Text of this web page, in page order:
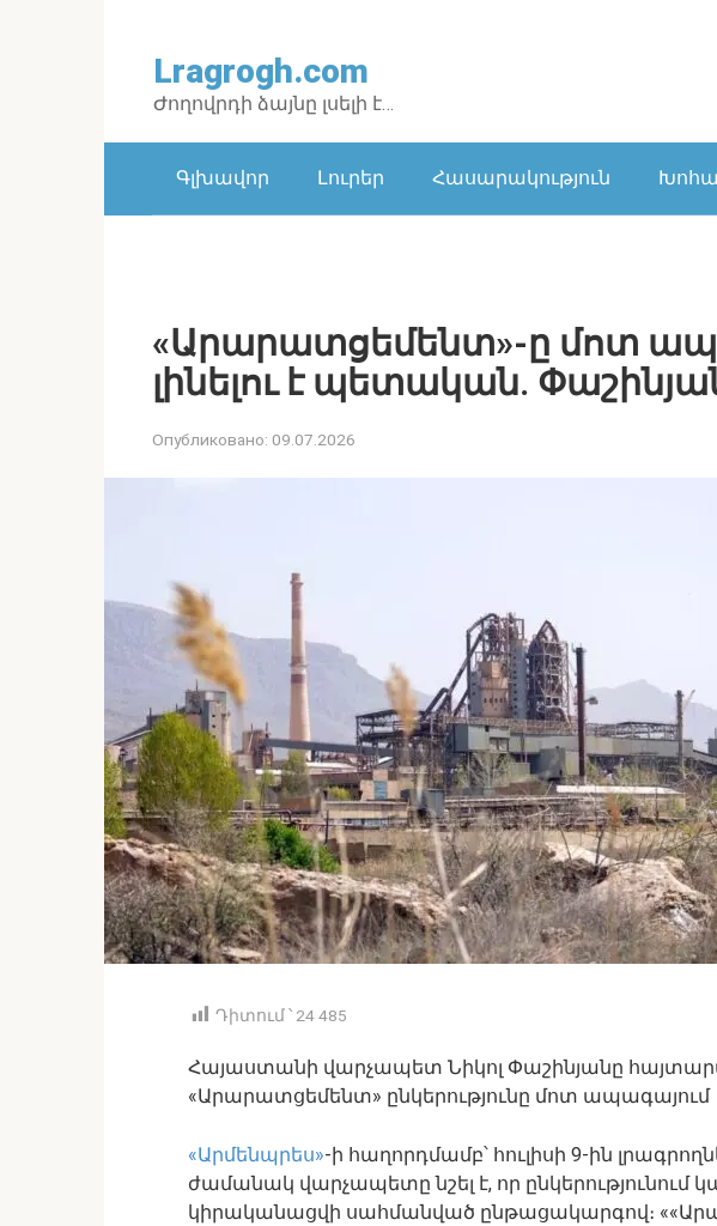
Lragrogh.com
Ժողովրդի ձայնը լսելի է…
Գլխավոր Լուրեր Հասարակություն
«Արարատցեմենտ»-ը մոտ
լինելու է պետական.
Опубликовано: 09.07.2026
Դիտում ՝ 24 485
Հայաստանի վարչապետ Նիկոլ Փաշինյանը
«Արարատցեմենտ» ընկերությունը մոտ ապագայում
«Արմենպրես»-ի հաղորդմամբ՝ հուլիսի 9-ին
ժամանակ վարչապետը նշել է, որ ընկերությունում
կիրականացվի սահմանված ընթացակարգով։